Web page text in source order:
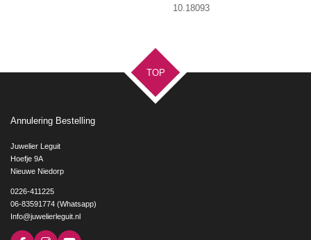
10.18093
TOP
Annulering Bestelling
Juwelier Leguit
Hoefje 9A
Nieuwe Niedorp
0226-411225
06-83591774 (Whatsapp)
Info@juwelierleguit.nl